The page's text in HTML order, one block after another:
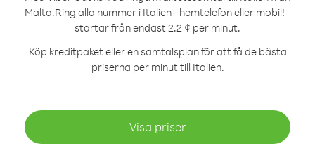
Malta.Ring alla nummer i Italien - hemtelefon eller mobil! -
startar från endast 2.2 ¢ per minut.
Köp kreditpaket eller en samtalsplan för att få de bästa
priserna per minut till Italien.
Visa priser